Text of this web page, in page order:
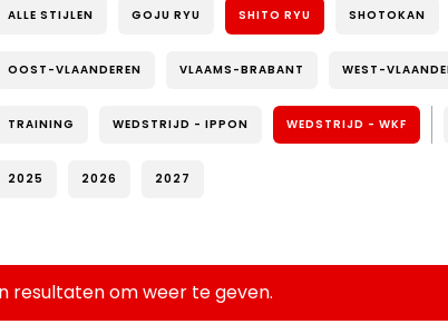
ALLE STIJLEN GOJU RYU SHITO RYU SHOTOKAN
OOST-VLAANDEREN VLAAMS-BRABANT WEST-
TRAINING WEDSTRIJD - IPPON WEDSTRIJD - WKF
2025 2026 2027
resultaten om weer te geven.